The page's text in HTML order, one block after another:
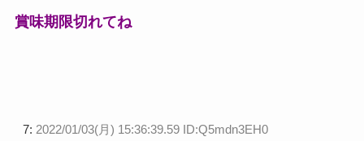
賞味期限切れてね
7: 2022/01/03(月) 15:36:39.59 ID:Q5mdn3EH0